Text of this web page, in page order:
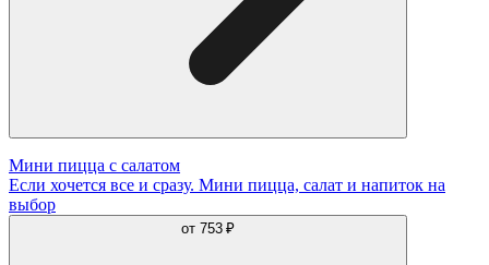
Мини пицца с салатом
Если хочется все и сразу. Мини пицца, салат и напиток на
выбор
от 753 ₽